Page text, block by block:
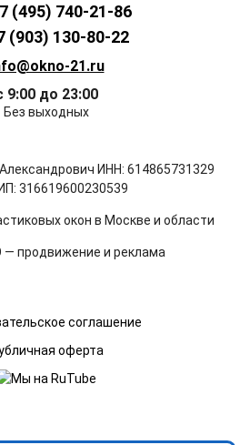
(495) 740-21-86
(903) 130-80-22
21.ru
9:00 до 23:00
Без выходных
ИНН: 614865731329
316619600230539
окон в Москве и области
— продвижение и реклама
соглашение
оферта